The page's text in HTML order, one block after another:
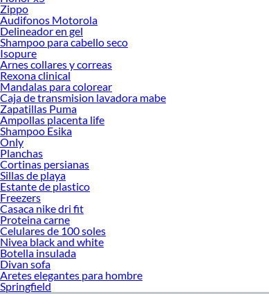
Zippo
Audifonos Motorola
Delineador en gel
Shampoo para cabello seco
Isopure
Arnes collares y correas
Rexona clinical
Mandalas para colorear
Caja de transmision lavadora mabe
Zapatillas Puma
Ampollas placenta life
Shampoo Esika
Only
Planchas
Cortinas persianas
Sillas de playa
Estante de plastico
Freezers
Casaca nike dri fit
Proteina carne
Celulares de 100 soles
Nivea black and white
Botella insulada
Divan sofa
Aretes elegantes para hombre
Springfield